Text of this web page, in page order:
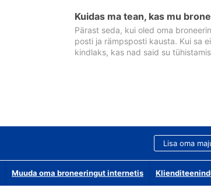
Kuidas ma tean, kas mu
Pärast seda, kui oled oma
posti ja rämpsposti kausta. Kui sa
kindlaks, kas nad said su
Lisa oma
Muuda oma broneeringut internetis